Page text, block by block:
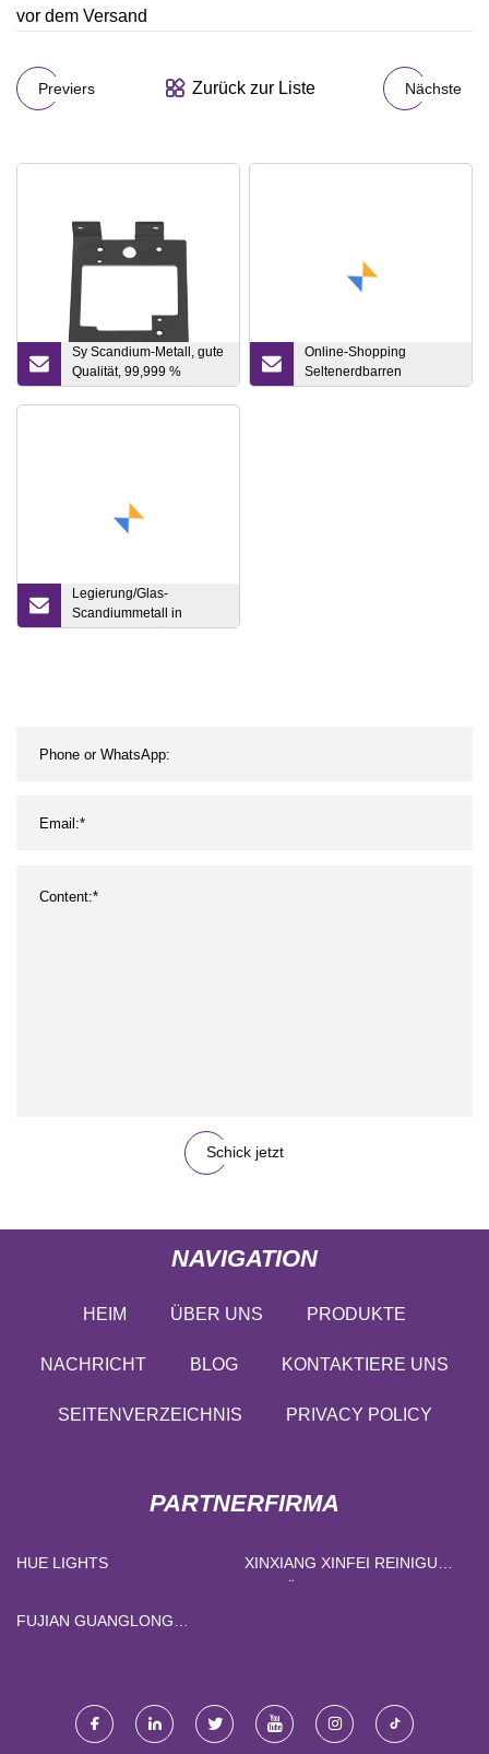
vor dem Versand
Previers Zurück zur Liste Nächste
Sy Scandium-Metall, gute
Qualität, 99,999 %
Scandium-Metallstücke,
Online-Shopping
Seltenerdbarren
Scandiummetall
Legierung/Glas-
Scandiummetall in
Industriequalität mit hoher
Schick jetzt
NAVIGATION
HEIM ÜBER UNS PRODUKTE
NACHRICHT BLOG KONTAKTIERE UNS
SEITENVERZEICHNIS PRIVACY POLICY
PARTNERFIRMA
HUE LIGHTS
XINXIANG XINFEI REINIGUNG
FUJIAN GUANGLONG